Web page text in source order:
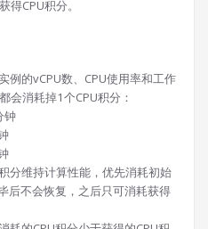
CPU积分。
例的vCPU数、CPU使用率和工作
会消耗掉1个CPU积分：
钟
分维持计算性能，优先消耗初始
后不会恢复，之后只可消耗获得